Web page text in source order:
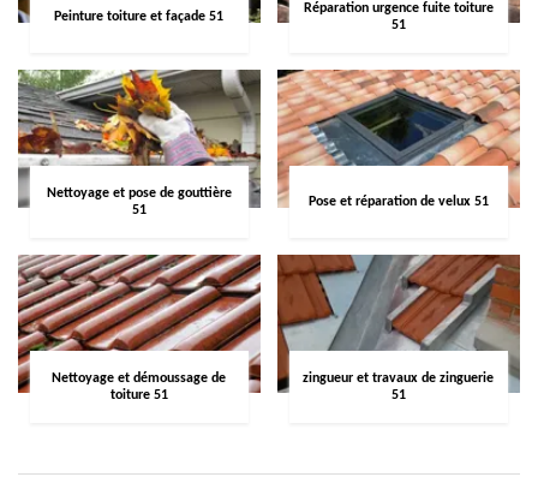
Peinture toiture et façade 51
Réparation urgence fuite toiture
51
Nettoyage et pose de gouttière
51
Pose et réparation de velux 51
Nettoyage et démoussage de
toiture 51
zingueur et travaux de zinguerie
51